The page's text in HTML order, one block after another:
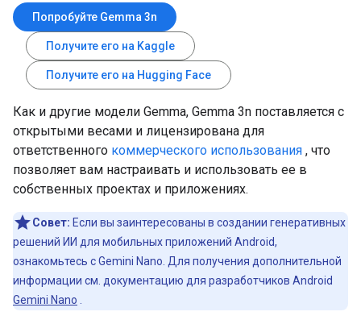
Попробуйте Gemma 3n
Получите его на Kaggle
Получите его на Hugging Face
Как и другие модели Gemma, Gemma 3n поставляется с
открытыми весами и лицензирована для
ответственного коммерческого использования , что
позволяет вам настраивать и использовать ее в
собственных проектах и ​​приложениях.
Совет: Если вы заинтересованы в создании генеративных
решений ИИ для мобильных приложений Android,
ознакомьтесь с Gemini Nano. Для получения дополнительной
информации см. документацию для разработчиков Android
Gemini Nano